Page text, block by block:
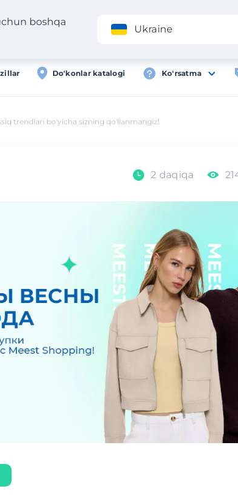
Ilova
Do'konlar katalogi Ko'rsatma
boshqa
Ukraine
trendlari bo'yicha sizning qo'llanmangiz!
2 daqiqa